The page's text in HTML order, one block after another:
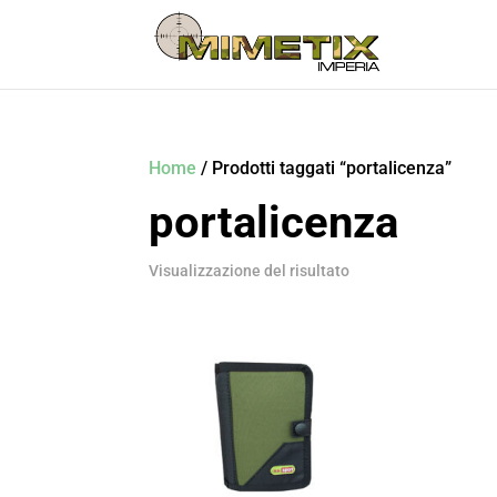
Home / Prodotti taggati “portalicenza”
portalicenza
Visualizzazione del risultato